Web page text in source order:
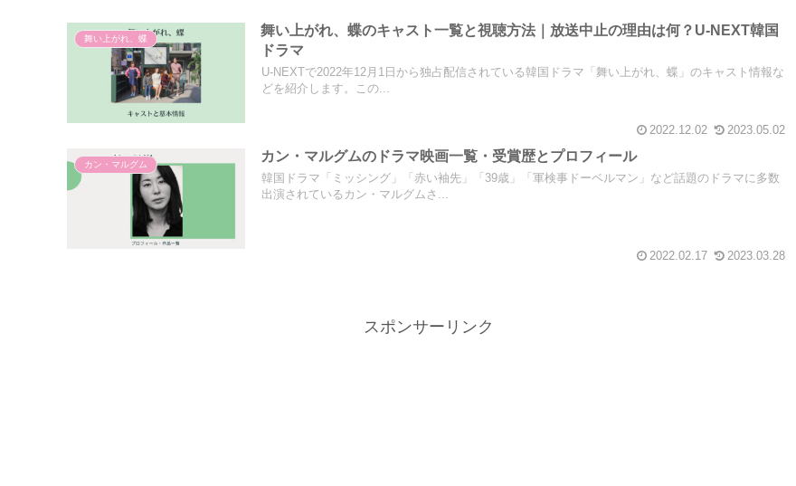
舞い上がれ、蝶
舞い上がれ、蝶のキャスト一覧と視聴方法｜放送中止の理由は何？U-NEXT韓国
ドラマ
U-NEXTで2022年12月1日から独占配信されている韓国ドラマ「舞い上がれ、蝶」のキャスト情報な
どを紹介します。この...
2022.12.02 2023.05.02
カン・マルグム
カン・マルグムのドラマ映画一覧・受賞歴とプロフィール
韓国ドラマ「ミッシング」「赤い袖先」「39歳」「軍検事ドーベルマン」など話題のドラマに多数
出演されているカン・マルグムさ...
2022.02.17 2023.03.28
スポンサーリンク